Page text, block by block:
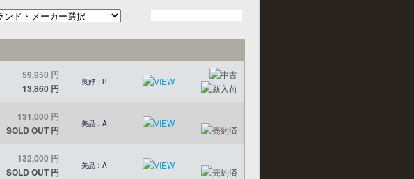
59,950 円
13,860 円
良好：B
131,000 円
SOLD OUT 円
美品：A
132,000 円
SOLD OUT 円
美品：A